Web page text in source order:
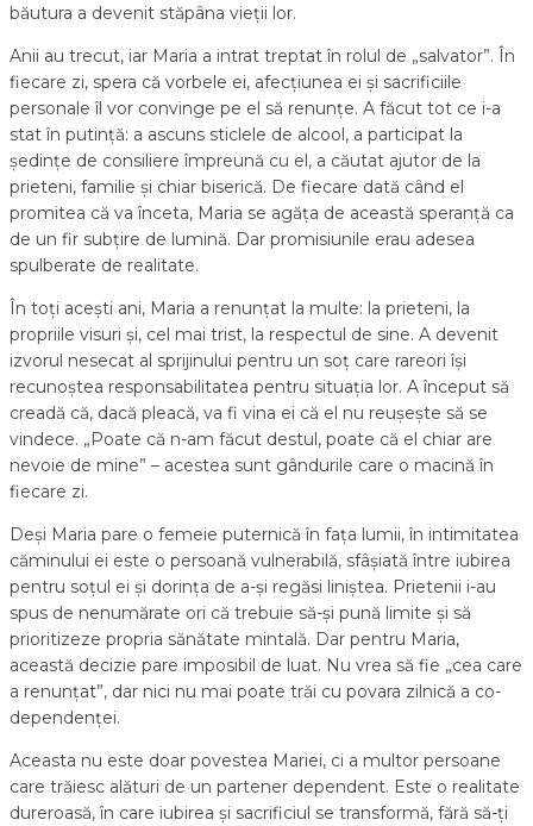
băutura a devenit stăpâna vieții lor.
Anii au trecut, iar Maria a intrat treptat în rolul de „salvator”. În
fiecare zi, spera că vorbele ei, afecțiunea ei și sacrificiile
personale îl vor convinge pe el să renunțe. A făcut tot ce i-a
stat în putință: a ascuns sticlele de alcool, a participat la
ședințe de consiliere împreună cu el, a căutat ajutor de la
prieteni, familie și chiar biserică. De fiecare dată când el
promitea că va înceta, Maria se agăța de această speranță ca
de un fir subțire de lumină. Dar promisiunile erau adesea
spulberate de realitate.
În toți acești ani, Maria a renunțat la multe: la prieteni, la
propriile visuri și, cel mai trist, la respectul de sine. A devenit
izvorul nesecat al sprijinului pentru un soț care rareori își
recunoștea responsabilitatea pentru situația lor. A început să
creadă că, dacă pleacă, va fi vina ei că el nu reușește să se
vindece. „Poate că n-am făcut destul, poate că el chiar are
nevoie de mine” – acestea sunt gândurile care o macină în
fiecare zi.
Deși Maria pare o femeie puternică în fața lumii, în intimitatea
căminului ei este o persoană vulnerabilă, sfâșiată între iubirea
pentru soțul ei și dorința de a-și regăsi liniștea. Prietenii i-au
spus de nenumărate ori că trebuie să-și pună limite și să
prioritizeze propria sănătate mintală. Dar pentru Maria,
această decizie pare imposibil de luat. Nu vrea să fie „cea care
a renunțat”, dar nici nu mai poate trăi cu povara zilnică a co-
dependenței.
Aceasta nu este doar povestea Mariei, ci a multor persoane
care trăiesc alături de un partener dependent. Este o realitate
dureroasă, în care iubirea și sacrificiul se transformă, fără să-ți